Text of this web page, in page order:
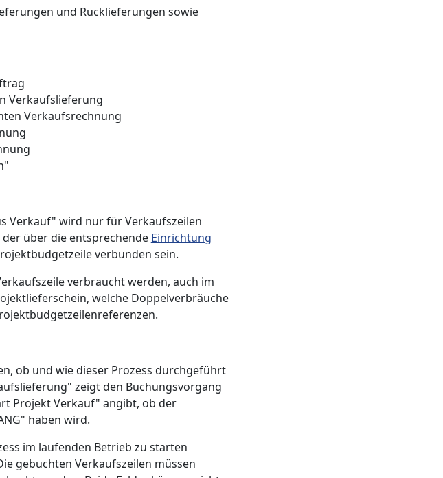
und Rücklieferungen sowie
Verkaufslieferung
Verkaufsrechnung
Verkauf" wird nur für Verkaufszeilen
über die entsprechende Einrichtung
verbunden sein.
verbraucht werden, auch im
welche Doppelverbräuche
ob und wie dieser Prozess durchgeführt
zeigt den Buchungsvorgang
Projekt Verkauf" angibt, ob der
haben wird.
im laufenden Betrieb zu starten
gebuchten Verkaufszeilen müssen